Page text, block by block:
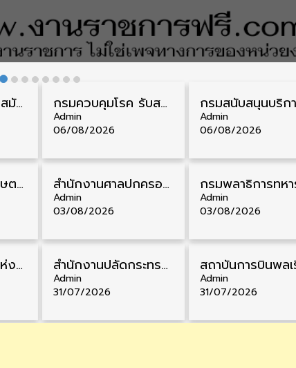
กรมสรรพากร รับสมัครลูกจ้างชั่วคราว วุฒิ ปวช./ป.ตรี 138 อัตรา รับสมัคร 17 – 31 สิงหาคม กรมควบคุมโรค รับสมัครสอบบรรจุเข้ารับราชการ วุฒิ ปวส./ป.ตรี 17 อัตรา รับสมัคร 17 สิงหาคม – 4 กันยายน
Admin
06/08/2026
Admin
06/08/2026
ธนาคารเพื่อการเกษตรและสหกรณ์การเกษตร รับสมัครบุคคลเพื่อเป็นผู้ช่วยพนักงาน วุฒิ ป.ตรี 5 อัตรา รับสมัคร 4 – 14 สิงหาคม สํานักงานศาลปกครอง รับสมัครสอบบรรจุเข้ารับราชการ วุฒิ ป.ตรี 72 อัตรา รับสมัคร 31 สิงหาคม – 18 กันยายน
Admin
03/08/2026
Admin
03/08/2026
สำนักงานตำรวจแห่งชาติ รับสมัครสอบนายสิบตำรวจ วุฒิ ม.6/ปวช. 6,000 อัตรา รับสมัคร 8 – 19 สิงหาคม สำนักงานปลัดกระทรวงพาณิชย์ รับสมัครคัดเลือกพนักงานราชการ วุฒิ ปวส./ป.ตรี 11 อัตรา รับสมัคร 10 – 21 สิงหาคม
Admin
31/07/2026
Admin
31/07/2026